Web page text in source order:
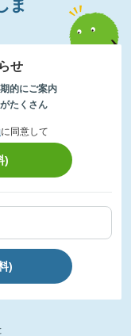
ま
せ
的にご案内
たくさん
に同意して
)
)